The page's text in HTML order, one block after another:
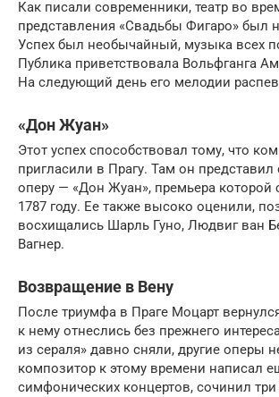
Как писали современники, театр во
представления «Свадьбы Фигаро» был
Успех был необычайный, музыка всех
Публика приветствовала Вольфганга
На следующий день его мелодии
«Дон Жуан»
Этот успех способствовал тому, что
пригласили в Прагу. Там он
оперу — «Дон Жуан», премьера которой
1787 году. Ее также высоко оценили,
восхищались Шарль Гуно, Людвиг ван
Вагнер.
Возвращение в Вену
После триумфа в Праге Моцарт
к нему отнеслись без прежнего
из сераля» давно сняли, другие оперы
композитор к этому времени написал
симфонических концертов, сочинил